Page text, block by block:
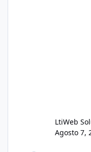
LtiWeb
Agosto 7,